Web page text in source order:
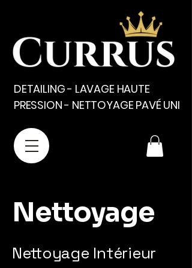
DETAILING - LAVAGE HAUTE
PRESSION - NETTOYAGE PAVÉ UNI
Nettoyage
Nettoyage Intérieur